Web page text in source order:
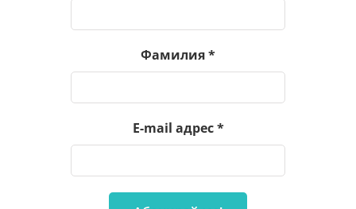
Фамилия*
E-mail адрес*